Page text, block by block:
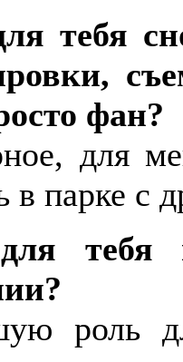
тебя
фан?
для
в парке с
тебя
роль